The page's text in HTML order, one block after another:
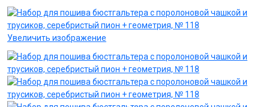
Увеличить изображение